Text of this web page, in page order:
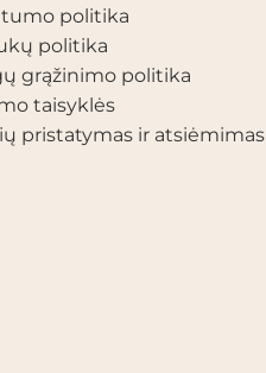
politika
politika
grąžinimo politika
taisyklės
pristatymas ir atsiėmimas